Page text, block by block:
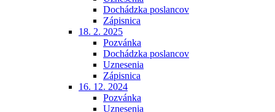
Dochádzka poslancov
Zápisnica
18. 2. 2025
Pozvánka
Dochádzka poslancov
Uznesenia
Zápisnica
16. 12. 2024
Pozvánka
Uznesenia